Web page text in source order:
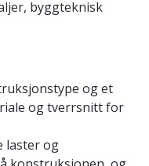
byggteknisk
og et
og tverrsnitt for
laster og